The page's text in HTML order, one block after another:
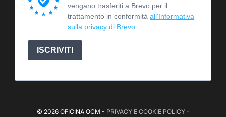
vengano trasferiti a Brevo per il
trattamento in conformità all'Informativa
sulla privacy di Brevo.
ISCRIVITI
© 2026 OFICINA OCM - PRIVACY E COOKIE POLICY-